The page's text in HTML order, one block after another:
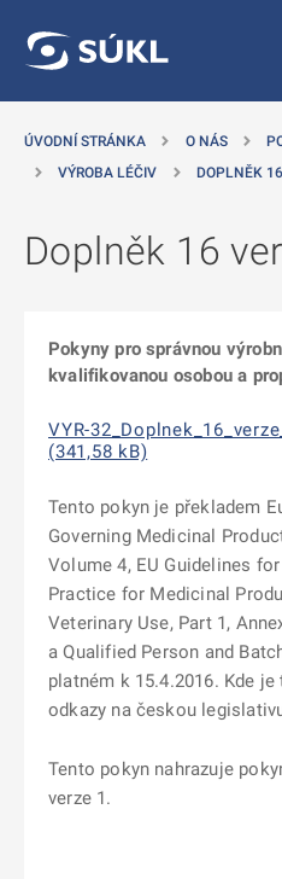
ÚVODNÍ STRÁNKA O NÁS
VÝROBA LÉČIV
DOPLNĚK
Doplněk 16
Pokyny pro správnou
kvalifikovanou osobou a
VYR-
(341,58 kB)
Tento pokyn je překladem
Governing Medicinal
Volume 4, EU Guidelines
Practice for Medicinal
Veterinary Use, Part 1,
a Qualified Person and
platném k 15.4.2016. Kde
odkazy na českou
Tento pokyn nahrazuje
verze 1.